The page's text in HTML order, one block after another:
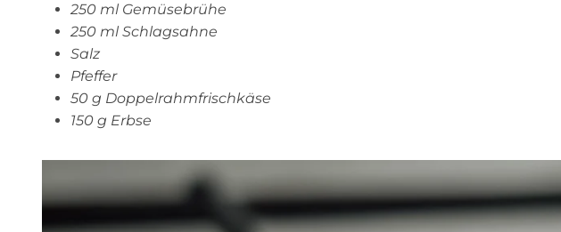
250 ml Gemüsebrühe
250 ml Schlagsahne
Salz
Pfeffer
50 g Doppelrahmfrischkäse
150 g Erbse